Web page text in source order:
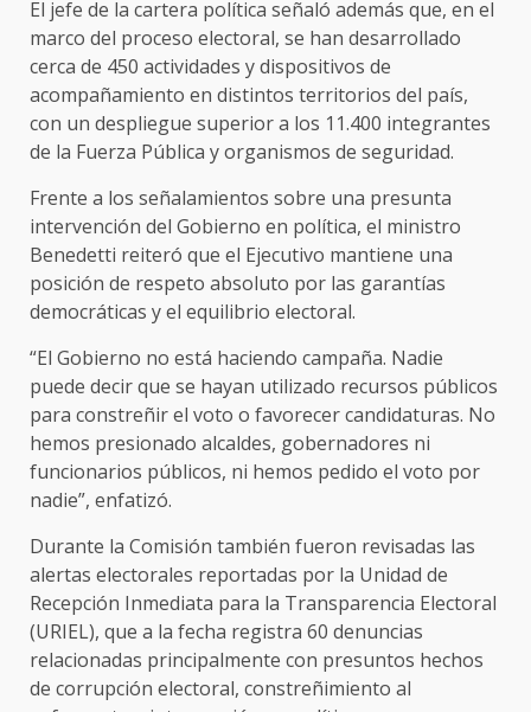
El jefe de la cartera política señaló además que, en el
marco del proceso electoral, se han desarrollado
cerca de 450 actividades y dispositivos de
acompañamiento en distintos territorios del país,
con un despliegue superior a los 11.400 integrantes
de la Fuerza Pública y organismos de seguridad.
Frente a los señalamientos sobre una presunta
intervención del Gobierno en política, el ministro
Benedetti reiteró que el Ejecutivo mantiene una
posición de respeto absoluto por las garantías
democráticas y el equilibrio electoral.
“El Gobierno no está haciendo campaña. Nadie
puede decir que se hayan utilizado recursos públicos
para constreñir el voto o favorecer candidaturas. No
hemos presionado alcaldes, gobernadores ni
funcionarios públicos, ni hemos pedido el voto por
nadie”, enfatizó.
Durante la Comisión también fueron revisadas las
alertas electorales reportadas por la Unidad de
Recepción Inmediata para la Transparencia Electoral
(URIEL), que a la fecha registra 60 denuncias
relacionadas principalmente con presuntos hechos
de corrupción electoral, constreñimiento al